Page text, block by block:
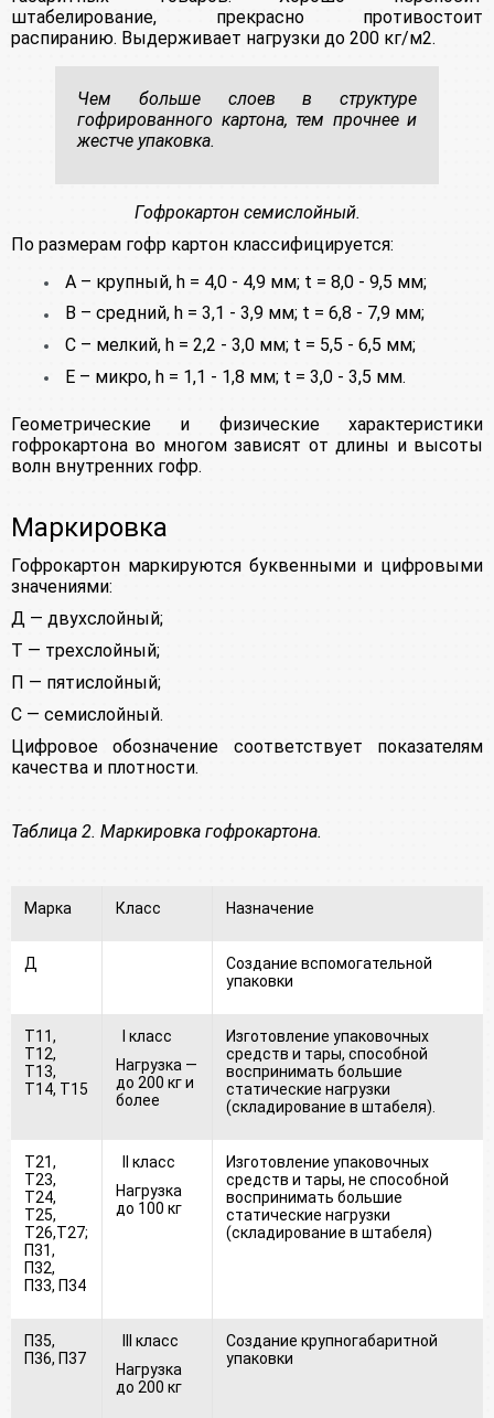
штабелирование, прекрасно противостоит
распиранию. Выдерживает нагрузки до 200 кг/м2.
Чем больше слоев в структуре
гофрированного картона, тем прочнее и
жестче упаковка.
Гофрокартон семислойный.
По размерам гофр картон классифицируется:
А – крупный, h = 4,0 - 4,9 мм; t = 8,0 - 9,5 мм;
В – средний, h = 3,1 - 3,9 мм; t = 6,8 - 7,9 мм;
С – мелкий, h = 2,2 - 3,0 мм; t = 5,5 - 6,5 мм;
Е – микро, h = 1,1 - 1,8 мм; t = 3,0 - 3,5 мм.
Геометрические и физические характеристики
гофрокартона во многом зависят от длины и высоты
волн внутренних гофр.
Маркировка
Гофрокартон маркируются буквенными и цифровыми
значениями:
Д — двухслойный;
Т — трехслойный;
П — пятислойный;
С — семислойный.
Цифровое обозначение соответствует показателям
качества и плотности.
Таблица 2. Маркировка гофрокартона.
Марка Класс Назначение
Д
Создание вспомогательной
упаковки
Т11,
Т12,
Т13,
Т14, Т15
I класс
Нагрузка —
до 200 кг и
более
Изготовление упаковочных
средств и тары, способной
воспринимать большие
статические нагрузки
(складирование в штабеля).
Т21,
Т23,
Т24,
Т25,
Т26,Т27;
П31,
П32,
П33, П34
II класс
Нагрузка
до 100 кг
Изготовление упаковочных
средств и тары, не способной
воспринимать большие
статические нагрузки
(складирование в штабеля)
П35,
П36, П37
III класс
Нагрузка
до 200 кг
Создание крупногабаритной
упаковки